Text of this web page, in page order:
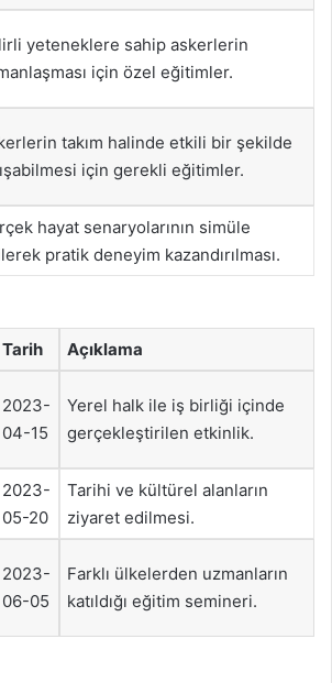
yeteneklere sahip askerlerin
için özel eğitimler.
takım halinde etkili bir şekilde
için gerekli eğitimler.
hayat senaryolarının simüle
pratik deneyim kazandırılması.
Tarih Açıklama
2023-
04-15
Yerel halk ile iş birliği içinde
gerçekleştirilen etkinlik.
2023-
05-20
Tarihi ve kültürel alanların
ziyaret edilmesi.
2023-
06-05
Farklı ülkelerden uzmanların
katıldığı eğitim semineri.